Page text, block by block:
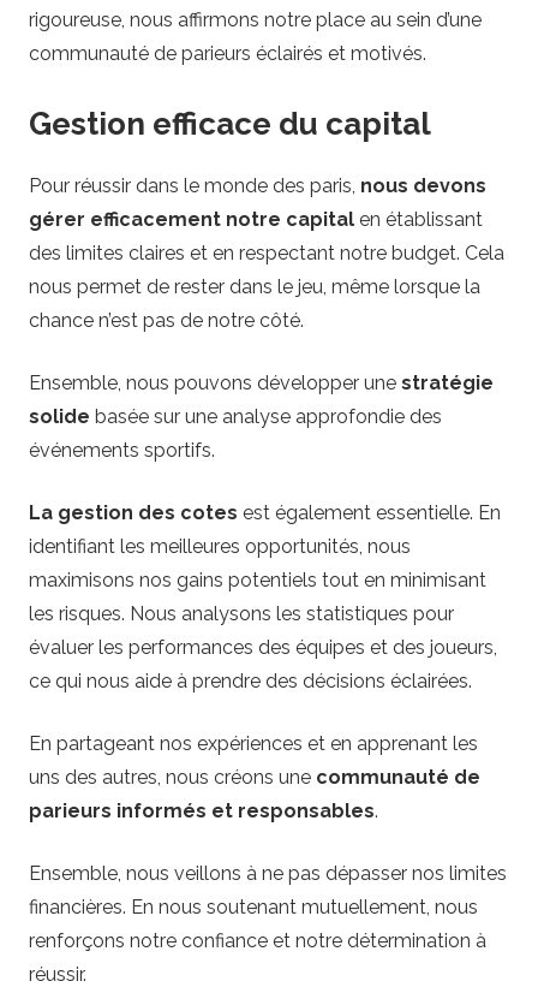
rigoureuse, nous affirmons notre place au sein d’une
communauté de parieurs éclairés et motivés.
Gestion efficace du capital
Pour réussir dans le monde des paris, nous devons
gérer efficacement notre capital en établissant
des limites claires et en respectant notre budget. Cela
nous permet de rester dans le jeu, même lorsque la
chance n’est pas de notre côté.
Ensemble, nous pouvons développer une stratégie
solide basée sur une analyse approfondie des
événements sportifs.
La gestion des cotes est également essentielle. En
identifiant les meilleures opportunités, nous
maximisons nos gains potentiels tout en minimisant
les risques. Nous analysons les statistiques pour
évaluer les performances des équipes et des joueurs,
ce qui nous aide à prendre des décisions éclairées.
En partageant nos expériences et en apprenant les
uns des autres, nous créons une communauté de
parieurs informés et responsables.
Ensemble, nous veillons à ne pas dépasser nos limites
financières. En nous soutenant mutuellement, nous
renforçons notre confiance et notre détermination à
réussir.